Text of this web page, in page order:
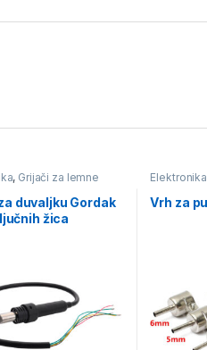
, Grijači za lemne
Oprema za lemljenje
i alat za lemljenje,
- lemne stanice za
za lemne stanice
duvaljku Gordak
žica
Elektronika
lemljenje,
stanice
Vrh za